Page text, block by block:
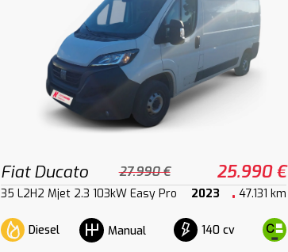
Fiat Ducato 27.990 € 25.990 €
35 L2H2 Mjet 2.3 103kW Easy Pro 2023 47.131 km
Diesel Manual 140 cv